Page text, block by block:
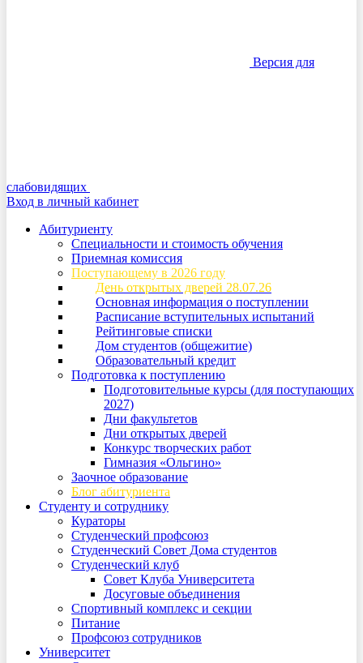
Версия для
слабовидящих
Вход в личный кабинет
Абитуриенту
Специальности и стоимость обучения
Приемная комиссия
Поступающему в 2026 году
День открытых дверей 28.07.26
Основная информация о поступлении
Расписание вступительных испытаний
Рейтинговые списки
Дом студентов (общежитие)
Образовательный кредит
Подготовка к поступлению
Подготовительные курсы (для поступающих
2027)
Дни факультетов
Дни открытых дверей
Конкурс творческих работ
Гимназия «Ольгино»
Заочное образование
Блог абитуриента
Студенту и сотруднику
Кураторы
Студенческий профсоюз
Студенческий Совет Дома студентов
Студенческий клуб
Совет Клуба Университета
Досуговые объединения
Спортивный комплекс и секции
Питание
Профсоюз сотрудников
Университет